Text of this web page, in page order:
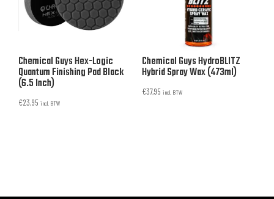
Chemical Guys Hex-Logic
Quantum Finishing Pad Black
(6.5 Inch)
€23,95 incl. BTW
Chemical Guys HydroBLITZ
Hybrid Spray Wax (473ml)
€37,95 incl. BTW